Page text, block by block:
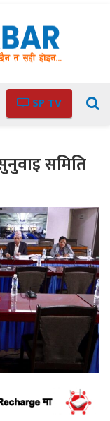
SP TV
समिति